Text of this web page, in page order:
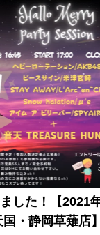
した！【2021
国・静岡草薙店